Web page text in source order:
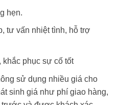
hẹn.
tư vấn nhiệt tình, hỗ trợ
khắc phục sự cố tốt
sử dụng nhiều giá cho
sinh giá như phí giao hàng,